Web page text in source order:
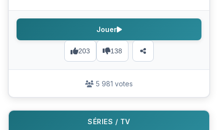
203 138
Jouer
5 981 votes
SÉRIES / TV